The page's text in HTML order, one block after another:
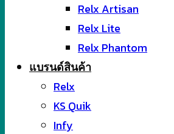
Relx Artisan
Relx Lite
Relx Phantom
แบรนด์สินค้า
Relx
KS Quik
Infy